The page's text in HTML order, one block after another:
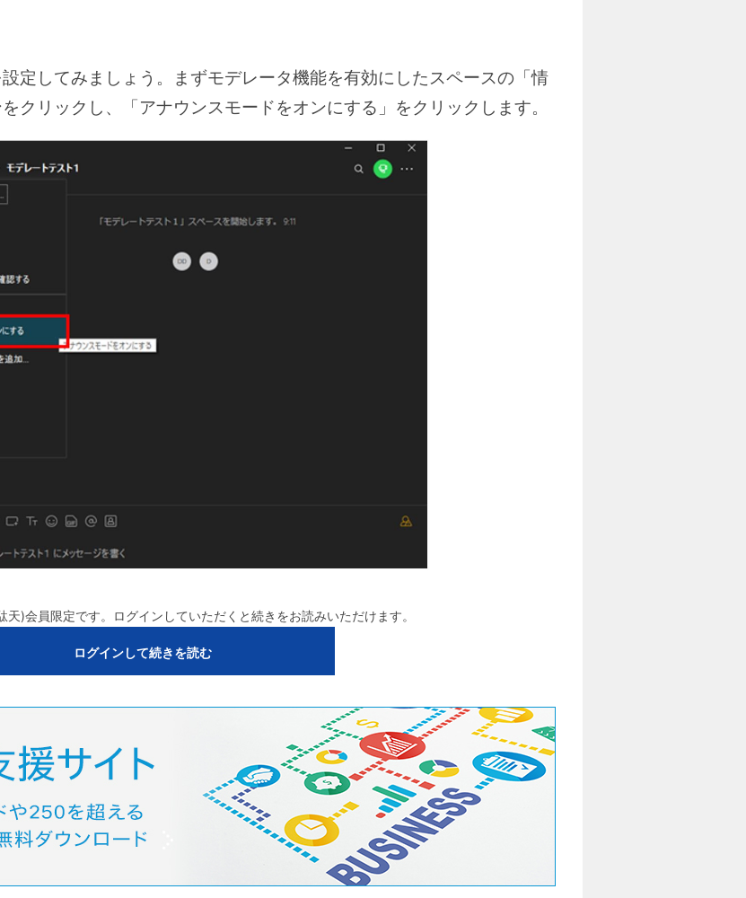
定してみましょう。まずモデレータ機能を有効にしたスペースの「情
クリックし、「アナウンスモードをオンにする」をクリックします。
天)会員限定です。ログインしていただくと続きをお読みいただけます。
ログインして続きを読む